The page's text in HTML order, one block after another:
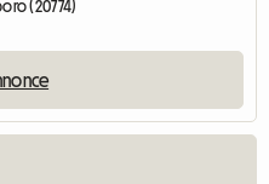
(20774)